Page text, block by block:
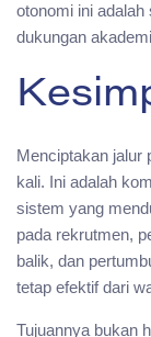
otonomi ini adalah
dukungan
Menciptakan jalur
kali. Ini adalah
sistem yang
pada rekrutmen,
balik, dan
tetap efektif dari
Tujuannya bukan